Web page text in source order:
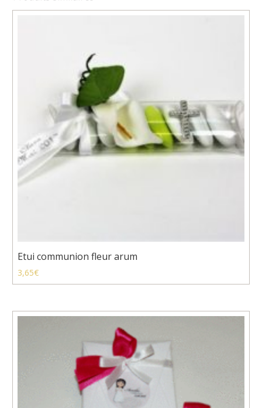
Etui communion fleur arum
3,65€